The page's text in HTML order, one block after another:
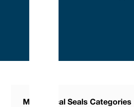
Mechanical Seals Categories